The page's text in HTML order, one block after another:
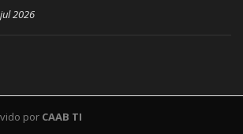
2026
por CAAB TI